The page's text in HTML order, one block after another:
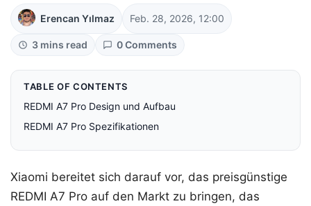
Erencan Yılmaz Feb. 28, 2026, 12:00
3 mins read 0 Comments
TABLE OF CONTENTS
REDMI A7 Pro Design und Aufbau
REDMI A7 Pro Spezifikationen
Xiaomi bereitet sich darauf vor, das preisgünstige
REDMI A7 Pro auf den Markt zu bringen, das